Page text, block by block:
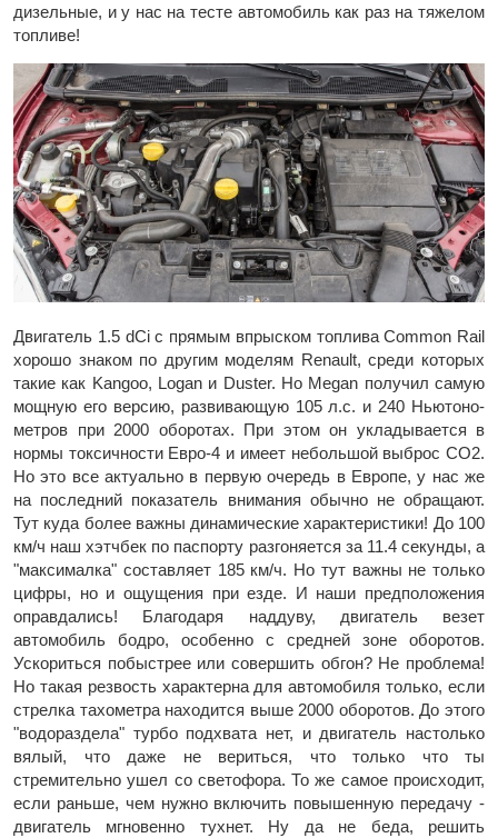
дизельные, и у нас на тесте автомобиль как раз на тяжелом
топливе!
Двигатель 1.5 dCi с прямым впрыском топлива Common Rail
хорошо знаком по другим моделям Renault, среди которых
такие как Kangoo, Logan и Duster. Но Megan получил самую
мощную его версию, развивающую 105 л.с. и 240 Ньютоно-
метров при 2000 оборотах. При этом он укладывается в
нормы токсичности Евро-4 и имеет небольшой выброс CO2.
Но это все актуально в первую очередь в Европе, у нас же
на последний показатель внимания обычно не обращают.
Тут куда более важны динамические характеристики! До 100
км/ч наш хэтчбек по паспорту разгоняется за 11.4 секунды, а
"максималка" составляет 185 км/ч. Но тут важны не только
цифры, но и ощущения при езде. И наши предположения
оправдались! Благодаря наддуву, двигатель везет
автомобиль бодро, особенно с средней зоне оборотов.
Ускориться побыстрее или совершить обгон? Не проблема!
Но такая резвость характерна для автомобиля только, если
стрелка тахометра находится выше 2000 оборотов. До этого
"водораздела" турбо подхвата нет, и двигатель настолько
вялый, что даже не вериться, что только что ты
стремительно ушел со светофора. То же самое происходит,
если раньше, чем нужно включить повышенную передачу -
двигатель мгновенно тухнет. Ну да не беда, решить